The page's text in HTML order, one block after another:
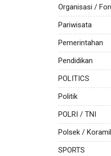
Organisasi /
Pariwisata
Pemerintahan
Pendidikan
POLITICS
Politik
POLRI / TNI
Polsek / Koramil
SPORTS